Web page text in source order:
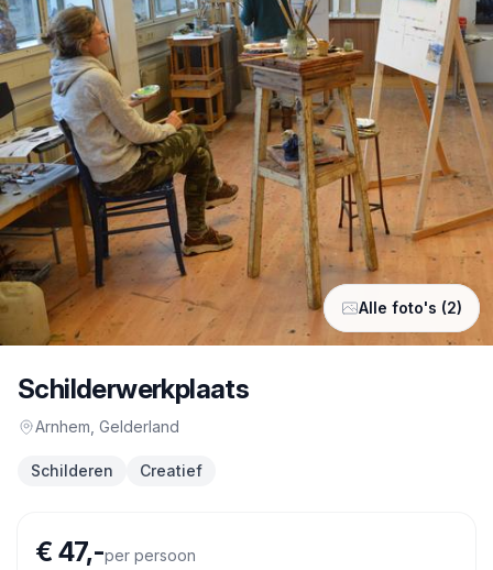
Alle foto's (2)
Schilderwerkplaats
Arnhem , Gelderland
Schilderen Creatief
€ 47,-per persoon